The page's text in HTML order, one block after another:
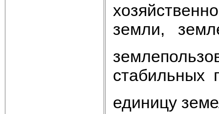
земли,
стабильных
единицу